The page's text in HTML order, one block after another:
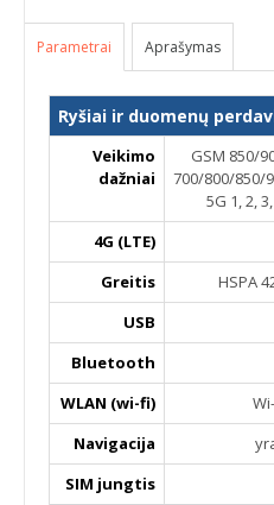
Parametrai Aprašymas
Ryšiai ir duomenų
Veikimo
dažniai
GSM 850/
700/800/850/
5G 1, 2,
4G (LTE)
Greitis
HSPA
USB
Bluetooth
WLAN (wi-fi)
Navigacija
SIM jungtis